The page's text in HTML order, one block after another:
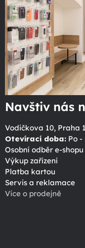
Navštiv nás
Vodičkova 10, Praha 1
Otevírací doba: Po -
Osobní odběr e-shopu
Výkup zařízení
Platba kartou
Servis a reklamace
Více o prodejně